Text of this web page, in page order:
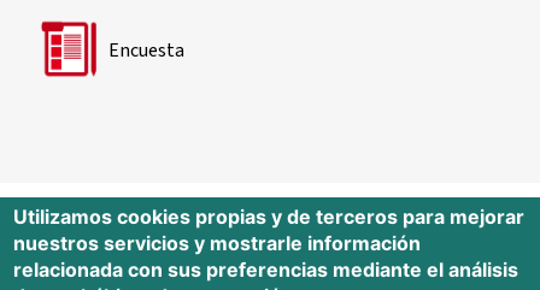
Encuesta
Editorial Universidad de Cantabria
Utilizamos cookies propias y de terceros para mejorar
nuestros servicios y mostrarle información
relacionada con sus preferencias mediante el análisis